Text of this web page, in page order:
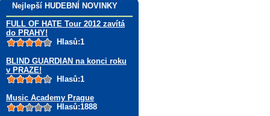
Nejlepší HUDEBNÍ NOVINKY
FULL OF HATE Tour 2012 zavítá
do PRAHY!
Hlasů:1
BLIND GUARDIAN na konci roku
v PRAZE!
Hlasů:1
Music Academy Prague
Hlasů:1888